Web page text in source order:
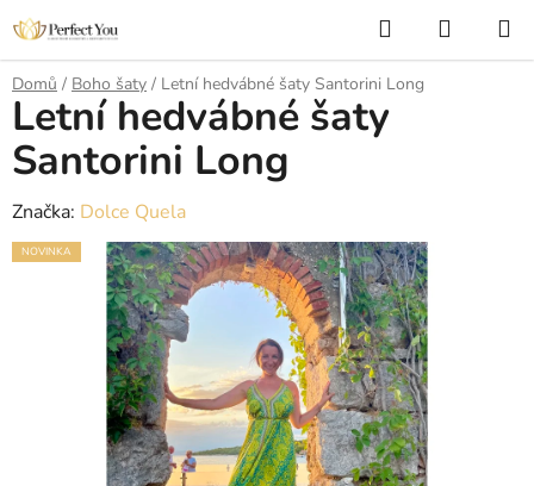
Přejít
na
obsah
Hledat
KOŠÍK
Domů / Boho šaty / Letní hedvábné šaty Santorini Long
Letní hedvábné šaty
Santorini Long
Značka: Dolce Quela
NOVINKA